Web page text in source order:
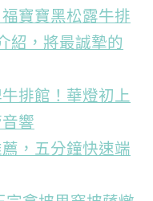
寶寶黑松露牛排
紹，將最誠摯的
排館！華燈初上
響
，五分鐘快速端